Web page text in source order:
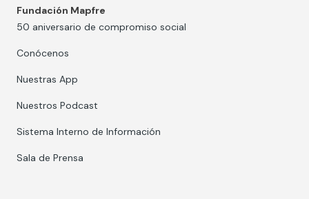
Fundación Mapfre
50 aniversario de compromiso social
Conócenos
Nuestras App
Nuestros Podcast
Sistema Interno de Información
Sala de Prensa